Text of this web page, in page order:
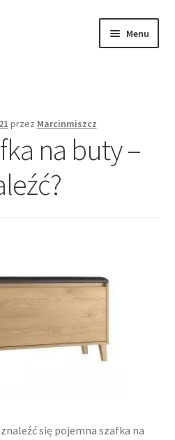
Menu
przez Marcinmiszcz
na buty –
się pojemna szafka na